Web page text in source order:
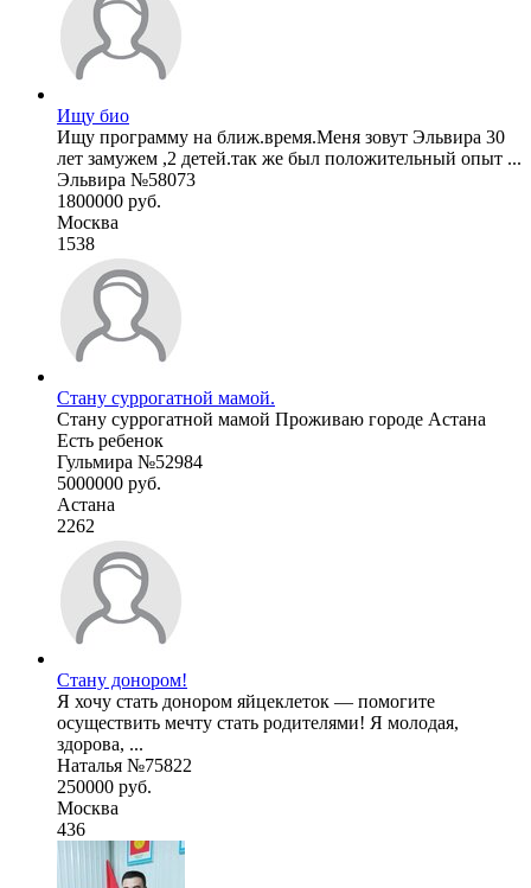
Ищу био
Ищу программу на ближ.время.Меня зовут Эльвира 30
лет замужем ,2 детей.так же был положительный опыт ...
Эльвира №58073
1800000 руб.
Москва
1538
Стану суррогатной мамой.
Стану суррогатной мамой Проживаю городе Астана
Есть ребенок
Гульмира №52984
5000000 руб.
Астана
2262
Стану донором!
Я хочу стать донором яйцеклеток — помогите
осуществить мечту стать родителями! Я молодая,
здорова, ...
Наталья №75822
250000 руб.
Москва
436